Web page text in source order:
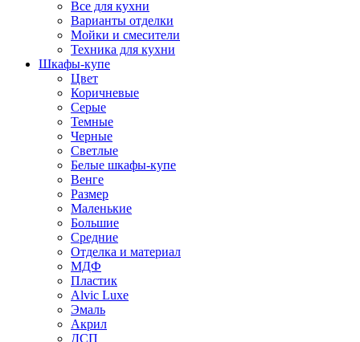
Все для кухни
Варианты отделки
Мойки и смесители
Техника для кухни
Шкафы-купе
Цвет
Коричневые
Серые
Темные
Черные
Светлые
Белые шкафы-купе
Венге
Размер
Маленькие
Большие
Средние
Отделка и материал
МДФ
Пластик
Alvic Luxe
Эмаль
Акрил
ДСП